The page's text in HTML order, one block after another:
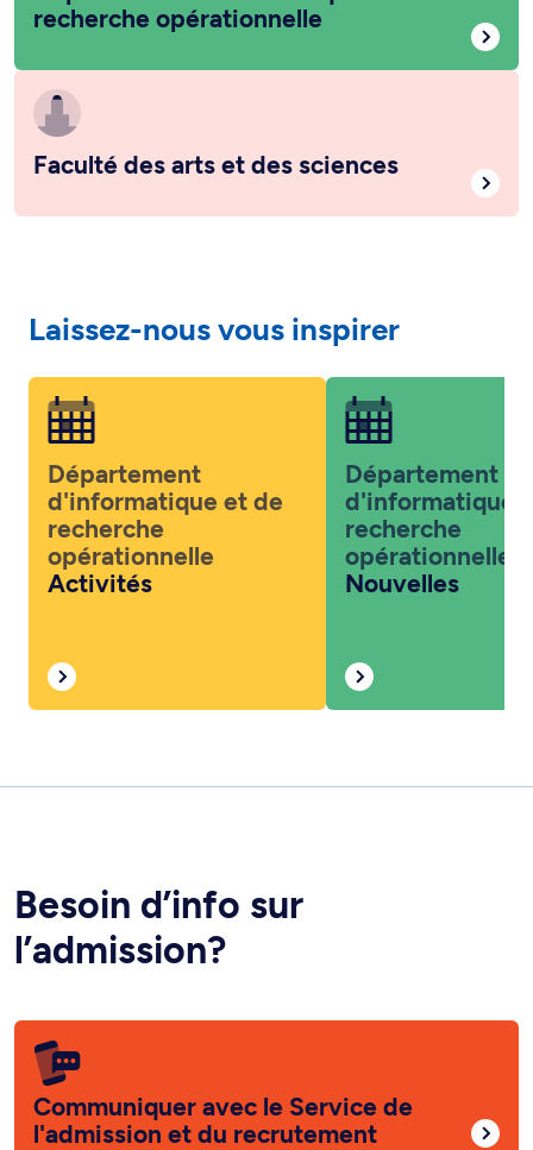
recherche opérationnelle
Faculté des arts et des sciences
Laissez-nous vous inspirer
Département
d'informatique et de
recherche
opérationnelle
Activités
Département
d'informatique
recherche
opérationnelle
Nouvelles
Besoin d’info sur
l’admission?
Communiquer avec le Service de
l'admission et du recrutement